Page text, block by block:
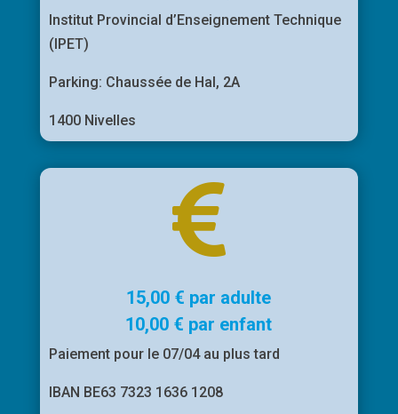
Institut Provincial d’Enseignement Technique
(IPET)
Parking: Chaussée de Hal, 2A
1400 Nivelles

15,00 € par adulte
10,00 € par enfant
Paiement pour le 07/04 au plus tard
IBAN BE63 7323 1636 1208